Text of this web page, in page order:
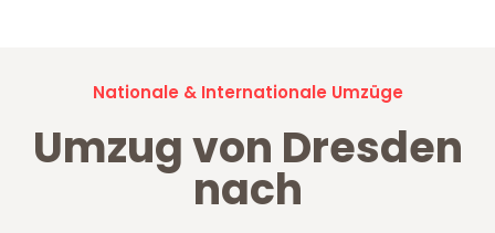
Nationale & Internationale Umzüge
Umzug von Dresden
nach